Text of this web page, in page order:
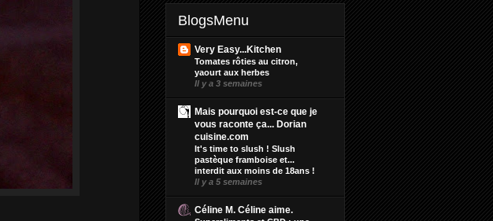
BlogsMenu
Very Easy...Kitchen
Tomates rôties au citron,
yaourt aux herbes
Il y a 3 semaines
Mais pourquoi est-ce que je
vous raconte ça... Dorian
cuisine.com
It's time to slush ! Slush
pastèque framboise et...
interdit aux moins de 18ans !
Il y a 5 semaines
Céline M. Céline aime.